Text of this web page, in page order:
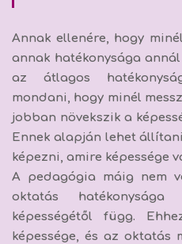
Annak ellenére, hogy
annak hatékonysága
az átlagos
mondani, hogy minél
jobban növekszik a
Ennek alapján lehet
képezni, amire képessége
A pedagógia máig nem
oktatás
képességétől függ.
képessége, és az oktatás